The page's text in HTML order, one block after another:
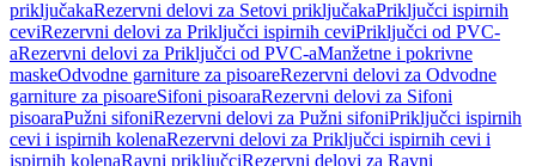
priključakaRezervni delovi za Setovi priključakaPriključci ispirnih
ceviRezervni delovi za Priključci ispirnih ceviPriključci od PVC-
aRezervni delovi za Priključci od PVC-aManžetne i pokrivne
maskeOdvodne garniture za pisoareRezervni delovi za Odvodne
garniture za pisoareSifoni pisoaraRezervni delovi za Sifoni
pisoaraPužni sifoniRezervni delovi za Pužni sifoniPriključci ispirnih
cevi i ispirnih kolenaRezervni delovi za Priključci ispirnih cevi i
ispirnih kolenaRavni priključciRezervni delovi za Ravni